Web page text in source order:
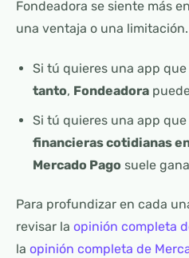
Fondeadora se siente más
una ventaja o una limitación.
Si tú quieres una app
tanto, Fondeadora
Si tú quieres una app
financieras cotidianas
Mercado Pago suele
Para profundizar en cada
revisar la opinión completa
la opinión completa de